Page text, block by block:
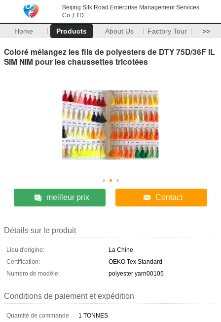
Beijing Silk Road Enterprise Management Services
Co.,LTD
Home Products About Us Factory Tour >>
Coloré mélangez les fils de polyesters de DTY 75D/36F IL
SIM NIM pour les chaussettes tricotées
meilleur prix Contact
Détails sur le produit
Lieu d'origine:
La Chine
Certification:
OEKO Tex Standard
Numéro de modèle:
polyester yarn00105
Conditions de paiement et expédition
Quantité de commande
1 TONNES